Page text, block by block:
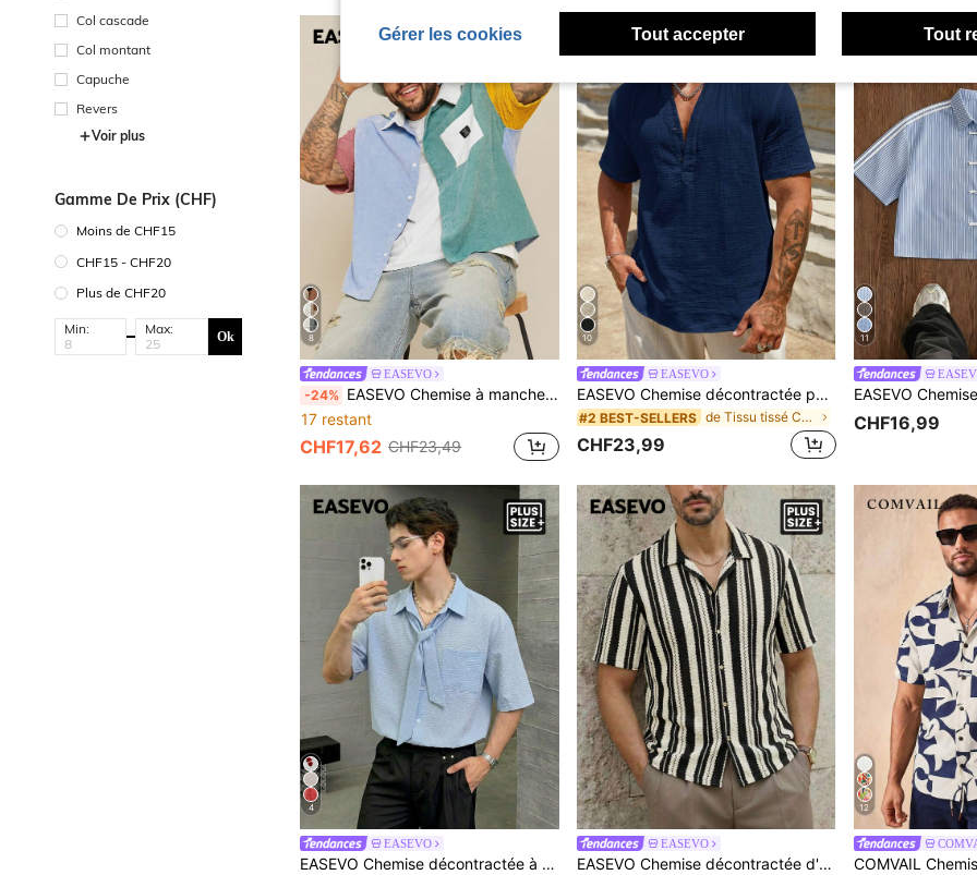
Col cascade
Col montant
Capuche
Revers
Voir plus
Gamme De Prix (CHF)
Moins de CHF15
CHF15 - CHF20
Plus de CHF20
Min: Max: Ok 8
EASEVO
-24% EASEVO Chemise à manches courtes en velours côtelé patchwork pour hommes, printemps/été
17 restant
CHF17,62 CHF23,49
10
EASEVO
EASEVO Chemise décontractée polyvalente pour homme grande taille, col en V cranté, couleur unie, pour un usage quotidien
#2 BEST-SELLERS de Tissu tissé Chemises grande taille pour hommes
CHF23,99
11
CHF16,99
4
EASEVO
EASEVO Chemise décontractée à manches courtes à carreaux pour hommes, printemps/été
EASEVO
EASEVO Chemise décontractée d'été à rayures grande taille pour hommes
12
Gérer les cookies Tout accepter Tout